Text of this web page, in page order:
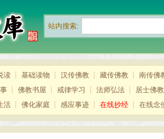
站内搜索:
读 ┊ 基础读物 ┊ 汉传佛教 ┊ 藏传佛教 ┊ 南传佛
┊ 佛教书屋 ┊ 戒律学习 ┊ 法师弘法 ┊ 居士佛教
活 ┊ 佛化家庭 ┊ 感应事迹 ┊ 在线抄经 ┊ 在线念